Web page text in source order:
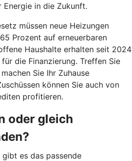
in die Zukunft.
müssen neue Heizungen
Prozent auf erneuerbaren
Haushalte erhalten seit 2024
die Finanzierung. Treffen Sie
Sie Ihr Zuhause
können Sie auch von
profitieren.
oder gleich
es das passende